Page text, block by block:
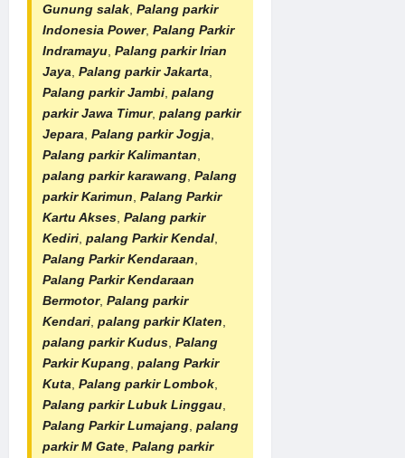
Gunung salak Palang parkir
Indonesia Power, Palang Parkir
Indramayu Palang parkir Irian
Jaya Palang parkir Jakarta
Palang parkir Jambi palang
parkir Jawa Timur, palang parkir
Jepara Palang parkir Jogja
Palang parkir Kalimantan
palang parkir karawang Palang
parkir Karimun Palang Parkir
Kartu Akses Palang parkir
Kediri palang Parkir Kendal
Palang Parkir Kendaraan
Palang Parkir Kendaraan
Bermotor, Palang parkir
Kendari palang parkir Klaten
palang parkir Kudus Palang
Parkir Kupang palang Parkir
Kuta Palang parkir Lombok
Palang parkir Lubuk Linggau
Palang Parkir Lumajang palang
parkir M Gate Palang parkir